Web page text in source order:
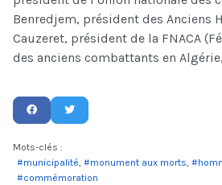
Benredjem, président des Anciens
Cauzeret, président de la FNACA
des anciens combattants en
Mots-clés :
municipalité
monument aux morts
commémoration